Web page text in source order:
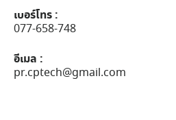
เบอร์โทร :
077-658-748
อีเมล :
pr.cptech@gmail.com